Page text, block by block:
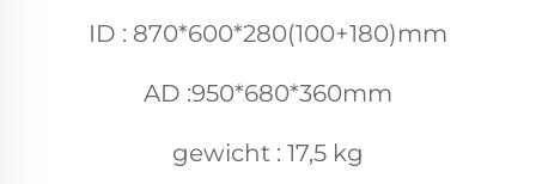
ID : 870*600*280(100+180)mm
AD :950*680*360mm
gewicht : 17,5 kg